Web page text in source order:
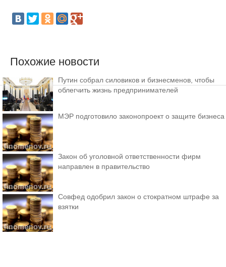
Похожие новости
Путин собрал силовиков и бизнесменов, чтобы
облегчить жизнь предпринимателей
МЭР подготовило законопроект о защите бизнеса
Закон об уголовной ответственности фирм
направлен в правительство
Совфед одобрил закон о стократном штрафе за
взятки